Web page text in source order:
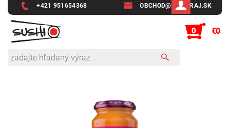
+421 951654368 OBCHOD@SUSHIRAJ.SK
0 €0